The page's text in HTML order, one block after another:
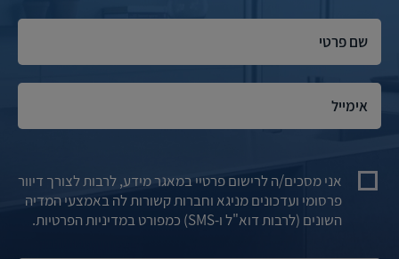
אני מסכים/ה לרישום פרטיי במאגר מידע, לרבות לצורך דיוור
פרסומי ועדכונים מניגא וחברות קשורות לה באמצעי המדיה
השונים (לרבות דוא"ל ו-SMS) כמפורט במדיניות הפרטיות.